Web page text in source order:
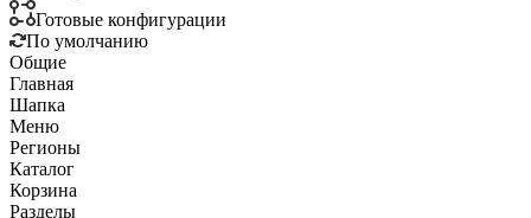
Готовые конфигурации
По умолчанию
Общие
Главная
Шапка
Меню
Регионы
Каталог
Корзина
Разделы